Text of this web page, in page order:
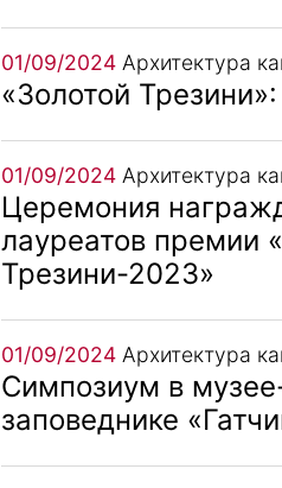
01/09/2024 Архитектура
«Золотой
01/09/2024 Архитектура
Церемония
лауреатов премии
Трезини-2023»
01/09/2024 Архитектура
Симпозиум в
заповеднике